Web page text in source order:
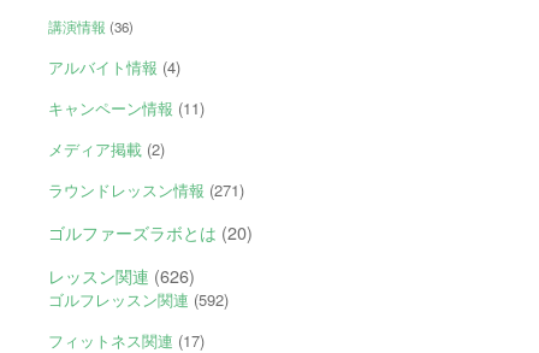
講演情報 (36)
アルバイト情報 (4)
キャンペーン情報 (11)
メディア掲載(2)
ラウンドレッスン情報 (271)
ゴルファーズラボとは (20)
レッスン関連 (626)
ゴルフレッスン関連 (592)
フィットネス関連 (17)